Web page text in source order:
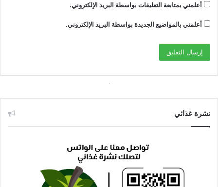
أعلمني بمتابعة التعليقات بواسطة البريد الإلكتروني.
أعلمني بالمواضيع الجديدة بواسطة البريد الإلكتروني.
نشرة غذائي